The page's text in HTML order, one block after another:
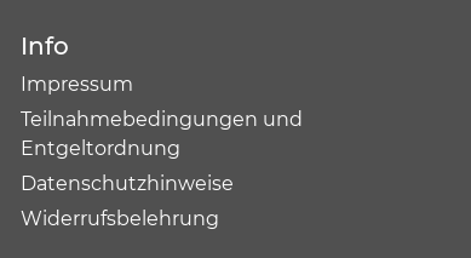
Info
Impressum
Teilnahmebedingungen und
Entgeltordnung
Datenschutzhinweise
Widerrufsbelehrung